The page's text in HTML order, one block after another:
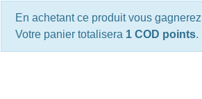
En achetant ce produit vous gagnerez
Votre panier totalisera 1 COD points.